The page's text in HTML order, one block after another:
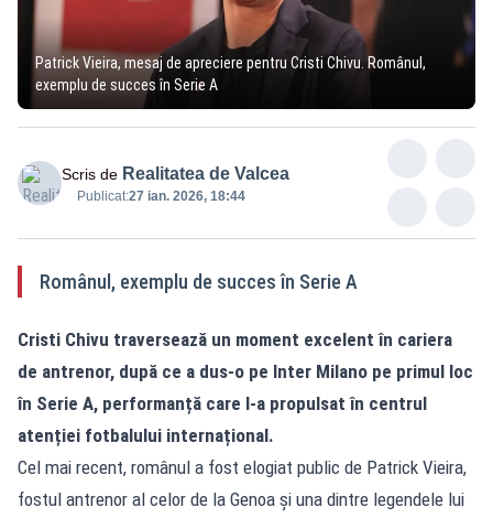
Patrick Vieira, mesaj de apreciere pentru Cristi Chivu. Românul,
exemplu de succes în Serie A
Scris de Realitatea de Valcea
Publicat:27 ian. 2026, 18:44
Românul, exemplu de succes în Serie A
Cristi Chivu traversează un moment excelent în cariera
de antrenor, după ce a dus-o pe Inter Milano pe primul loc
în Serie A, performanță care l-a propulsat în centrul
atenției fotbalului internațional.
Cel mai recent, românul a fost elogiat public de Patrick Vieira,
fostul antrenor al celor de la Genoa și una dintre legendele lui